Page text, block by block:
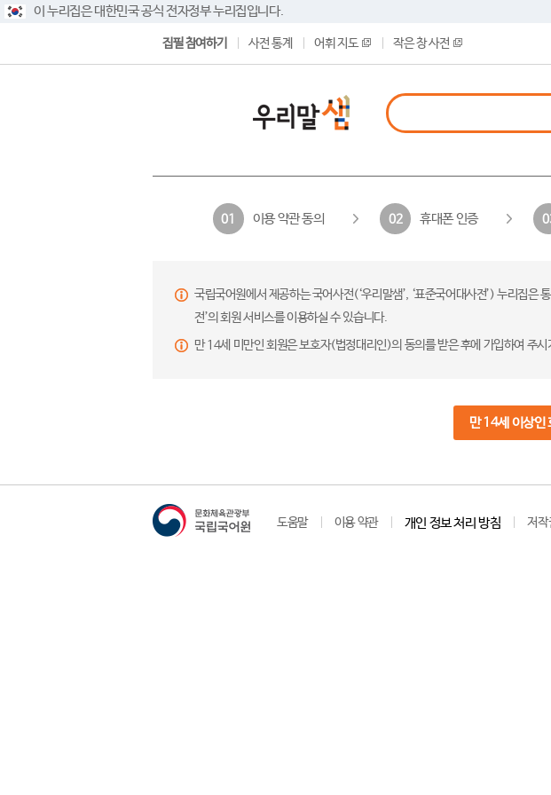
이 누리집은 대한민국 공식 전자정부 누리집입니다.
집필 참여하기 사전 통계 어휘 지도 작은 창 사전
01 이용 약관 동의 02 휴대폰 인증
국립국어원에서 제공하는 국어사전(‘우리말샘’, ‘표준국어대사전’) 누리집
전’의 회원 서비스를 이용하실 수 있습니다.
만 14세 미만인 회원은 보호자(법정대리인)의 동의를 받은 후에 가입하여 주시
만 14세 이상인
도움말 이용 약관 개인 정보 처리 방침 저작